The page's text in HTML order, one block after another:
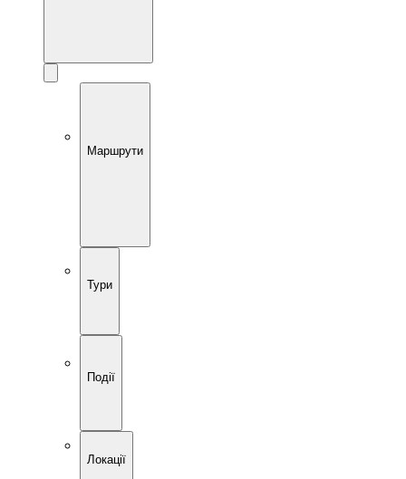
Маршрути
Тури
Події
Локації